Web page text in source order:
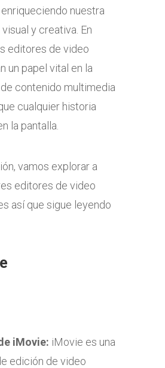
nuestra
y creativa. En
editores de video
un papel vital en la
contenido multimedia
cualquier historia
la pantalla.
vamos explorar a
editores de video
así que sigue leyendo
iMovie: iMovie es una
edición de video